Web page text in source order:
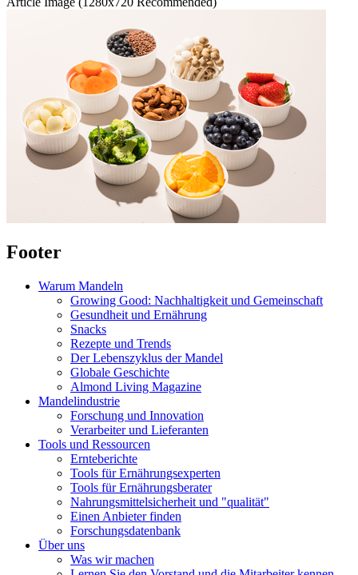
Footer
Warum Mandeln
Growing Good: Nachhaltigkeit und Gemeinschaft
Gesundheit und Ernährung
Snacks
Rezepte und Trends
Der Lebenszyklus der Mandel
Globale Geschichte
Almond Living Magazine
Mandelindustrie
Forschung und Innovation
Verarbeiter und Lieferanten
Tools und Ressourcen
Ernteberichte
Tools für Ernährungsexperten
Tools für Ernährungsberater
Nahrungsmittelsicherheit und "qualität"
Einen Anbieter finden
Forschungsdatenbank
Über uns
Was wir machen